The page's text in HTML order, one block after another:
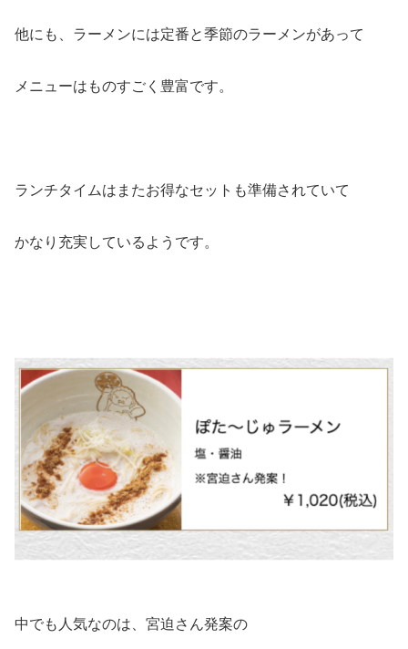
他にも、ラーメンには定番と季節のラーメンがあって
メニューはものすごく豊富です。
ランチタイムはまたお得なセットも準備されていて
かなり充実しているようです。
中でも人気なのは、宮迫さん発案の